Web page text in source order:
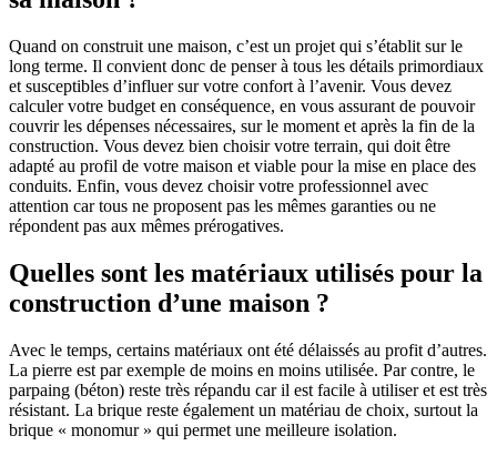
Quand on construit une maison, c’est un projet qui s’établit sur le
long terme. Il convient donc de penser à tous les détails primordiaux
et susceptibles d’influer sur votre confort à l’avenir. Vous devez
calculer votre budget en conséquence, en vous assurant de pouvoir
couvrir les dépenses nécessaires, sur le moment et après la fin de la
construction. Vous devez bien choisir votre terrain, qui doit être
adapté au profil de votre maison et viable pour la mise en place des
conduits. Enfin, vous devez choisir votre professionnel avec
attention car tous ne proposent pas les mêmes garanties ou ne
répondent pas aux mêmes prérogatives.
Quelles sont les matériaux utilisés pour la
construction d’une maison ?
Avec le temps, certains matériaux ont été délaissés au profit d’autres.
La pierre est par exemple de moins en moins utilisée. Par contre, le
parpaing (béton) reste très répandu car il est facile à utiliser et est très
résistant. La brique reste également un matériau de choix, surtout la
brique « monomur » qui permet une meilleure isolation.